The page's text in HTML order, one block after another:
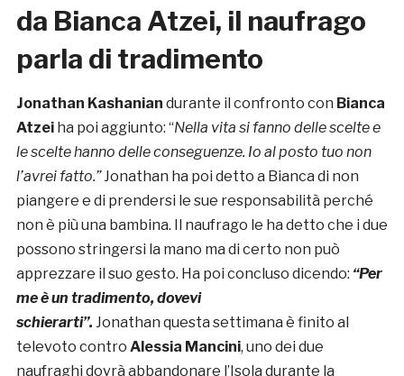
da Bianca Atzei, il naufrago
parla di tradimento
Jonathan Kashanian durante il confronto con Bianca
Atzei ha poi aggiunto: “Nella vita si fanno delle scelte e
le scelte hanno delle conseguenze. Io al posto tuo non
l’avrei fatto.”Jonathan ha poi detto a Bianca di non
piangere e di prendersi le sue responsabilità perché
non è più una bambina. Il naufrago le ha detto che i due
possono stringersi la mano ma di certo non può
apprezzare il suo gesto. Ha poi concluso dicendo: “Per
me è un tradimento, dovevi
schierarti”. Jonathan questa settimana è finito al
televoto contro Alessia Mancini, uno dei due
naufraghi dovrà abbandonare l’Isola durante la